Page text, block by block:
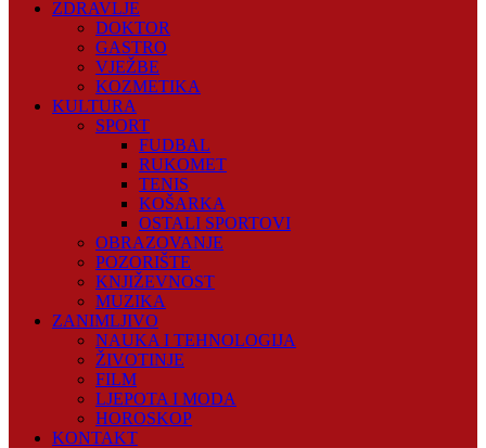
ZDRAVLJE
DOKTOR
GASTRO
VJEŽBE
KOZMETIKA
KULTURA
SPORT
FUDBAL
RUKOMET
TENIS
KOŠARKA
OSTALI SPORTOVI
OBRAZOVANJE
POZORIŠTE
KNJIŽEVNOST
MUZIKA
ZANIMLJIVO
NAUKA I TEHNOLOGIJA
ŽIVOTINJE
FILM
LJEPOTA I MODA
HOROSKOP
KONTAKT